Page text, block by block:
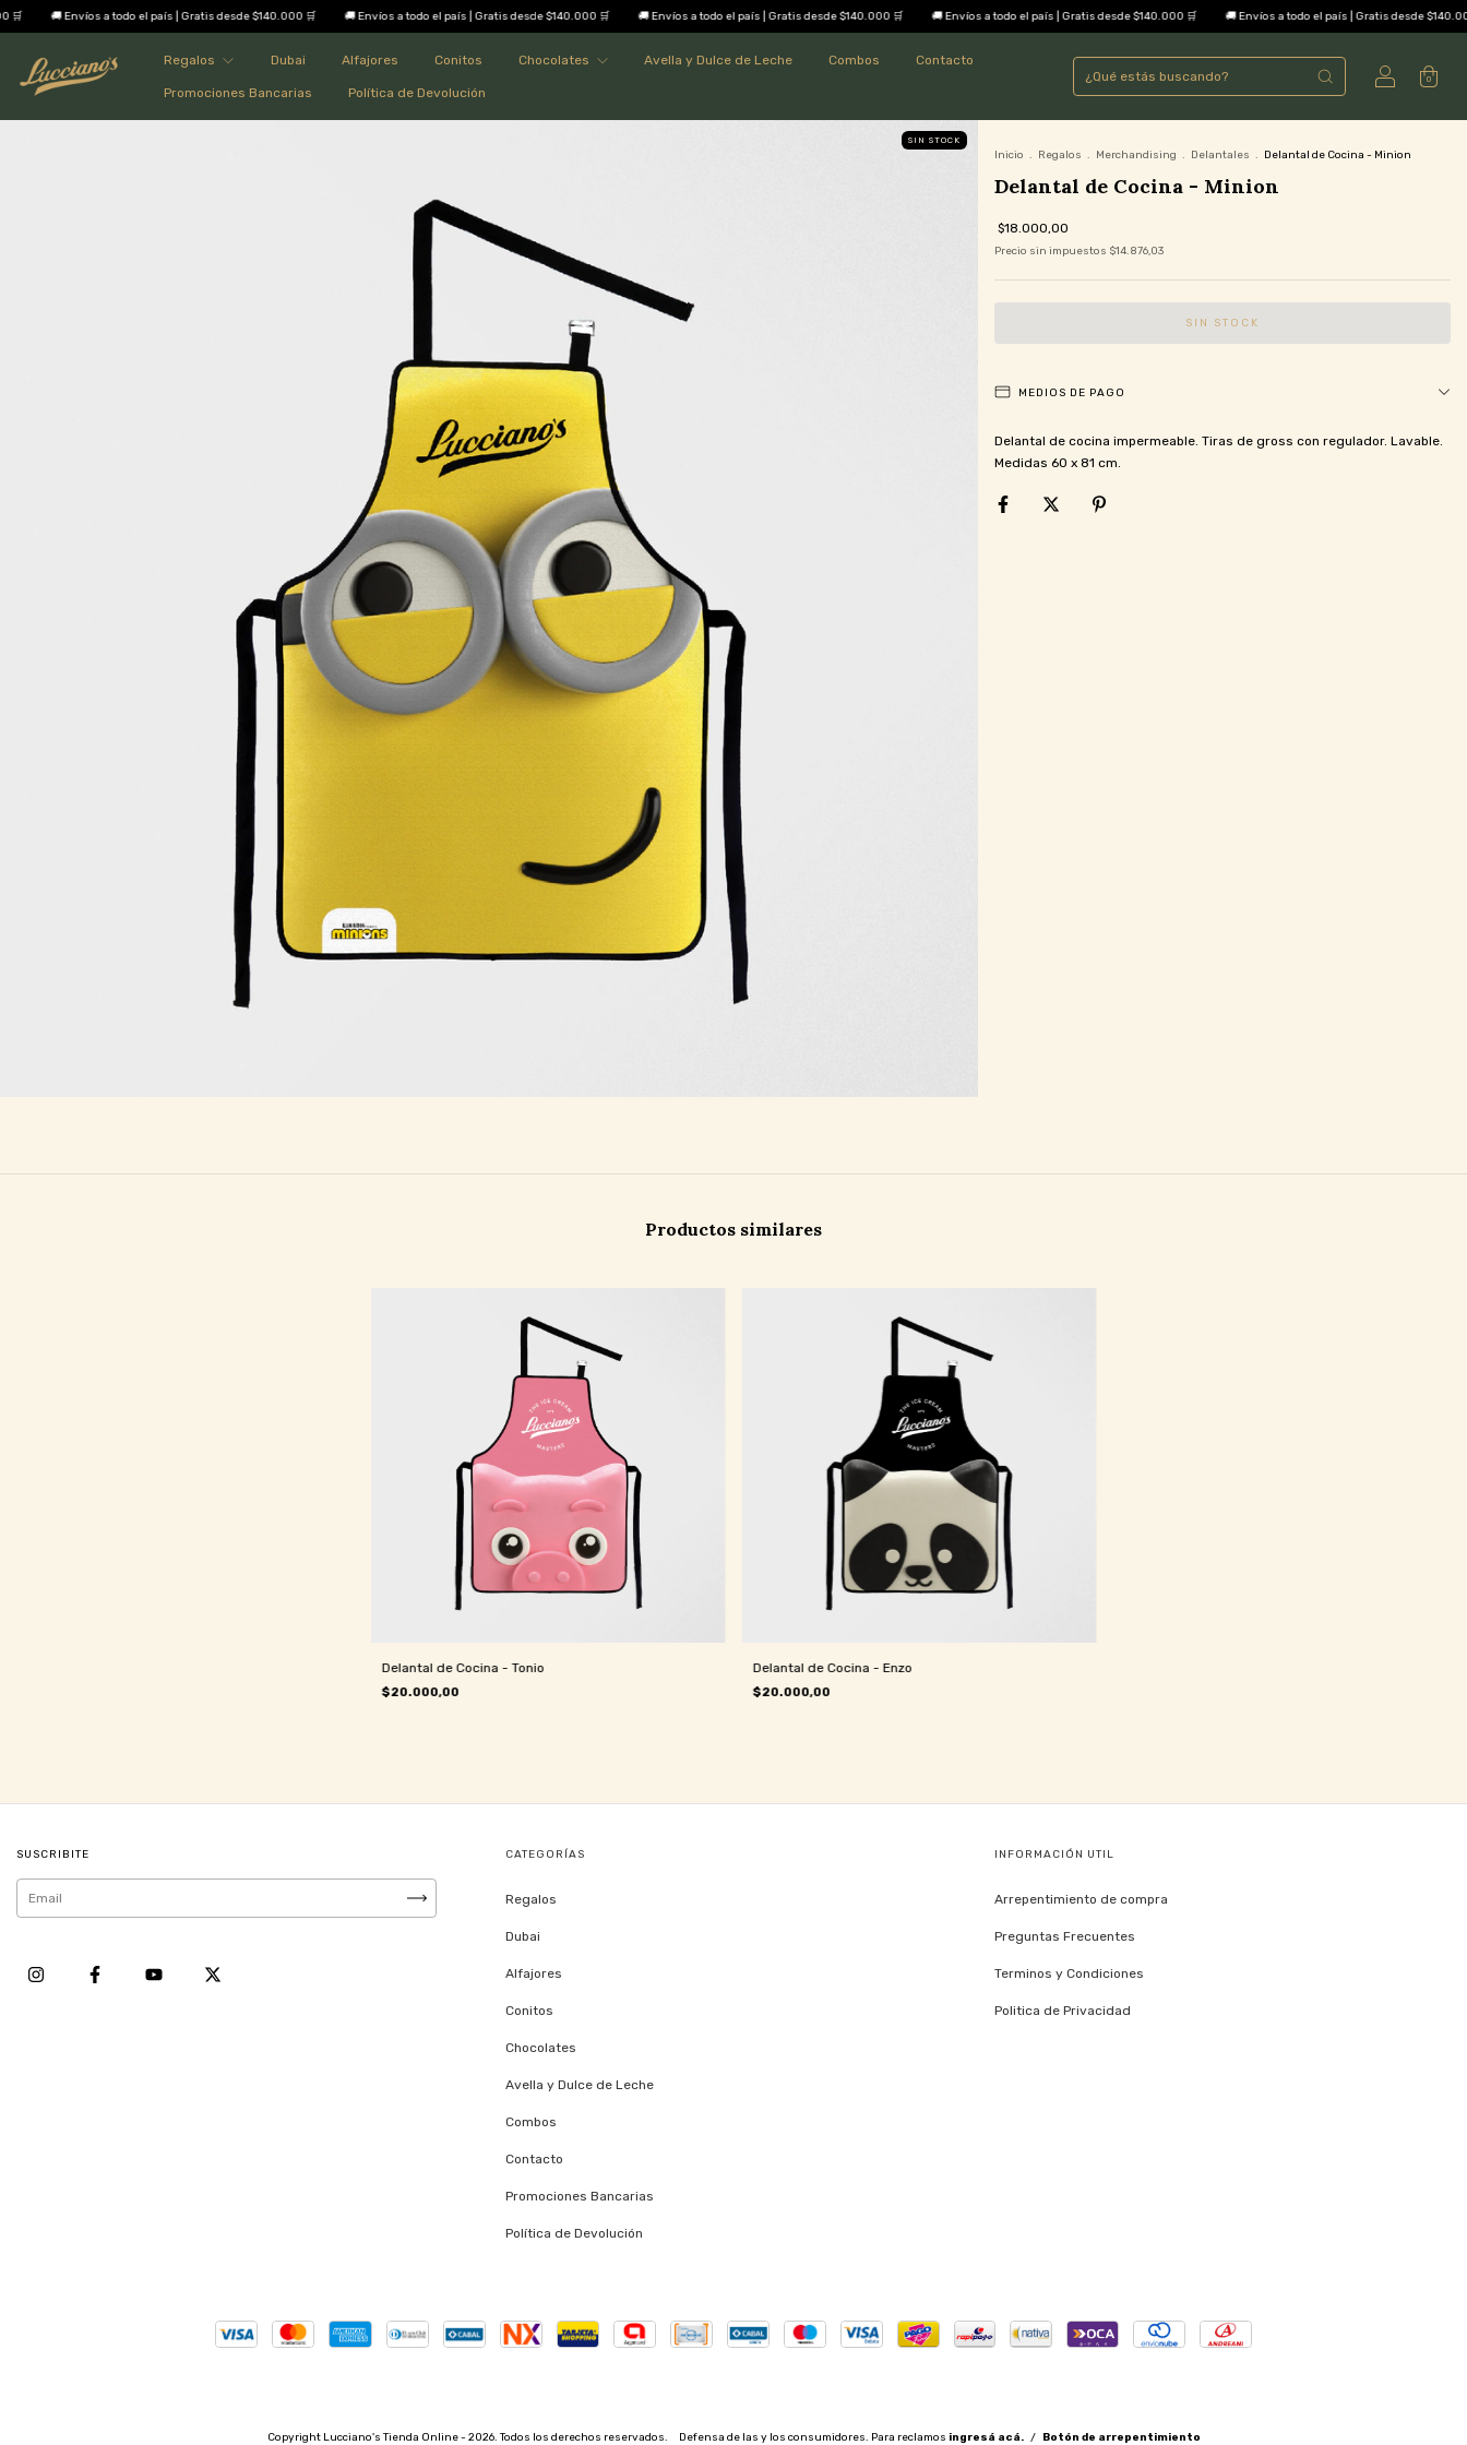
Envíos a todo el país | Gratis desde $140.000 🛒 🚚 Envíos a todo el país | Gratis desde $140.000 🛒 🚚 Envíos a todo el país | Gratis desde $140.000 🛒 🚚 Envíos a todo el país | Gratis desde $140.000 🛒 🚚 Envíos a todo el país | Gratis desde $140.000 🛒
Regalos Dubai Alfajores Conitos Chocolates Avella y Dulce de Leche Combos Contacto
Promociones Bancarias Política de Devolución
0
SIN STOCK
Inicio . Regalos . Merchandising . Delantales . Delantal de Cocina - Minion
Delantal de Cocina - Minion
$18.000,00
Precio sin impuestos $14.876,03
MEDIOS DE PAGO
Delantal de cocina impermeable. Tiras de gross con regulador. Lavable.
Medidas 60 x 81 cm.
Productos similares
Delantal de Cocina - Tonio
$20.000,00
Delantal de Cocina - Enzo
$20.000,00
SUSCRIBITE CATEGORÍAS
Regalos
Dubai
Alfajores
Conitos
Chocolates
Avella y Dulce de Leche
Combos
Contacto
Promociones Bancarias
Política de Devolución
INFORMACIÓN UTIL
Arrepentimiento de compra
Preguntas Frecuentes
Terminos y Condiciones
Politica de Privacidad
Copyright Lucciano's Tienda Online - 2026. Todos los derechos reservados. Defensa de las y los consumidores. Para reclamos ingresá acá. / Botón de arrepentimiento